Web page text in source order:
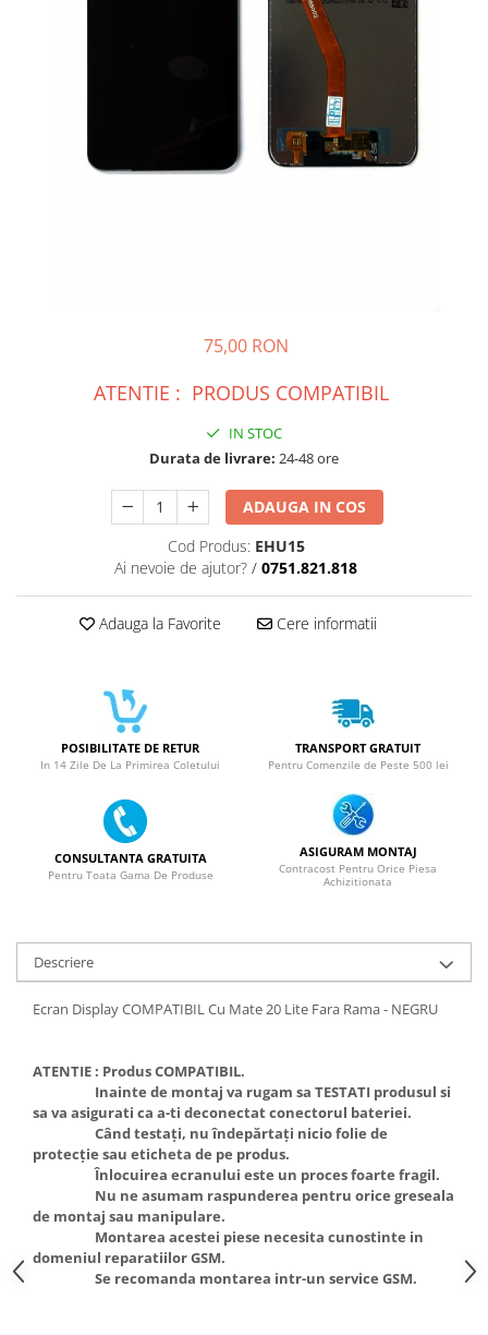
GALAXY TAB COMPATIBILE
Ecrane Pentru IPHONE
Ecrane Pentru MOTOROLA
MOTOROLA COMPATIBILE
Ecrane Pentru XIAOMI
XIAOMI COMPATIBILE
XIAOMI SERVICE PACK
NOKIA COMPATIBILE
Ecrane Pentru VIVO
VIVO COMPATIBILE
OPPO COMPATIBILE
OPPO SERVICE PACK
Ecrane Pentru REALME
REALME SERVICE PACK
Ecrane pentru LG
LG COMPATIBILE
Ecrane Pentru DOOGEE
DOOGEE COMPATIBILE
DOOGEE SERVICE PACK
Ecrane Pentru LENOVO
75,00 RON
ATENTIE : PRODUS COMPATIBIL
IN STOC
Durata de livrare: 24-48 ore
ADAUGA IN COS
Cod Produs: EHU15
Ai nevoie de ajutor? / 0751.821.818
Adauga la Favorite Cere informatii
POSIBILITATE DE RETUR
In 14 Zile De La Primirea Coletului
TRANSPORT GRATUIT
Pentru Comenzile de Peste 500 lei
CONSULTANTA GRATUITA
Pentru Toata Gama De Produse
ASIGURAM MONTAJ
Contracost Pentru Orice Piesa
Achizitionata
Descriere
Ecran Display COMPATIBIL Cu Mate 20 Lite Fara Rama - NEGRU
ATENTIE : Produs COMPATIBIL.
Inainte de montaj va rugam sa TESTATI produsul si
sa va asigurati ca a-ti deconectat conectorul bateriei.
Când testați, nu îndepărtați nicio folie de
protecție sau eticheta de pe produs.
Înlocuirea ecranului este un proces foarte fragil.
Nu ne asumam raspunderea pentru orice greseala
de montaj sau manipulare.
Montarea acestei piese necesita cunostinte in
domeniul reparatiilor GSM.
Se recomanda montarea intr-un service GSM.